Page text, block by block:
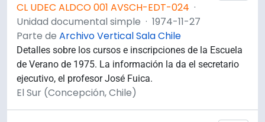
CL UDEC ALDCO 001 AVSCH-EDT-024 ·
Unidad documental simple · 1974-11-27
Parte de Archivo Vertical Sala Chile
Detalles sobre los cursos e inscripciones de la Escuela
de Verano de 1975. La información la da el secretario
ejecutivo, el profesor José Fuica.
El Sur (Concepción, Chile)